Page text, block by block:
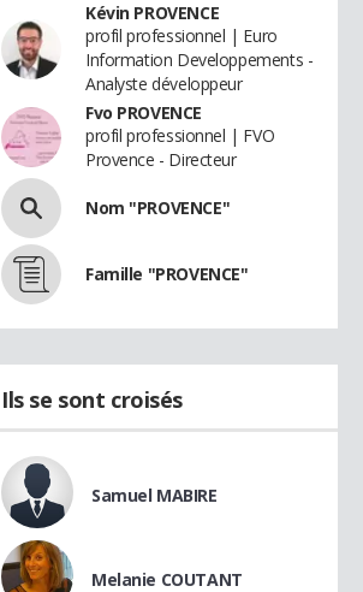
Kévin PROVENCE
profil professionnel | Euro
Information Developpements -
Analyste développeur
Fvo PROVENCE
profil professionnel | FVO
Provence - Directeur
Nom "PROVENCE"
Famille "PROVENCE"
Ils se sont croisés
Samuel MABIRE
Melanie COUTANT